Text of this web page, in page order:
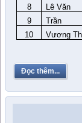
8
Lê Văn
9
Trần
10
Vương
Đọc thêm...